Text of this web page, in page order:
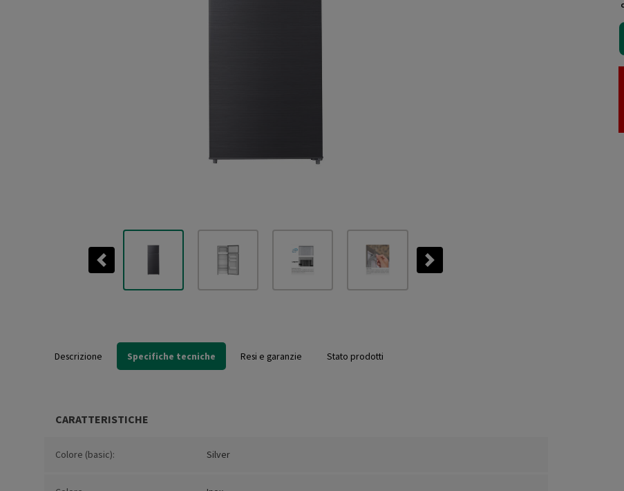
Previous Next
Descrizione Specifiche tecniche Resi e garanzie Stato prodotti
CARATTERISTICHE
Colore (basic): Silver